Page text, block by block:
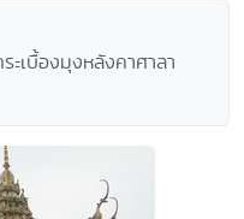
เบื้องมุงหลังคาศาลา